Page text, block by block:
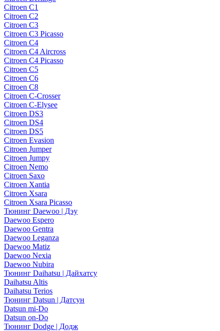
Citroen C1
Citroen C2
Citroen C3
Citroen C3 Picasso
Citroen C4
Citroen C4 Aircross
Citroen C4 Picasso
Citroen C5
Citroen C6
Citroen C8
Citroen C-Crosser
Citroen C-Elysee
Citroen DS3
Citroen DS4
Citroen DS5
Citroen Evasion
Citroen Jumper
Citroen Jumpy
Citroen Nemo
Citroen Saxo
Citroen Xantia
Citroen Xsara
Citroen Xsara Picasso
Тюнинг Daewoo | Дэу
Daewoo Espero
Daewoo Gentra
Daewoo Leganza
Daewoo Matiz
Daewoo Nexia
Daewoo Nubira
Тюнинг Daihatsu | Дайхатсу
Daihatsu Altis
Daihatsu Terios
Тюнинг Datsun | Датсун
Datsun mi-Do
Datsun on-Do
Тюнинг Dodge | Додж